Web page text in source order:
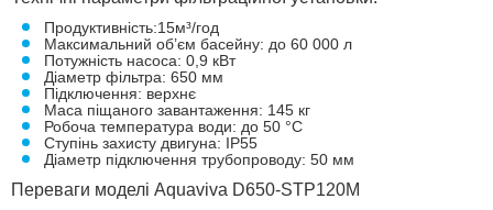
Продуктивність:15м³/год
Максимальний об’єм басейну: до 60 000 л
Потужність насоса: 0,9 кВт
Діаметр фільтра: 650 мм
Підключення: верхнє
Маса піщаного завантаження: 145 кг
Робоча температура води: до 50 °C
Ступінь захисту двигуна: IP55
Діаметр підключення трубопроводу: 50 мм
Переваги моделі Aquaviva D650-STP120М